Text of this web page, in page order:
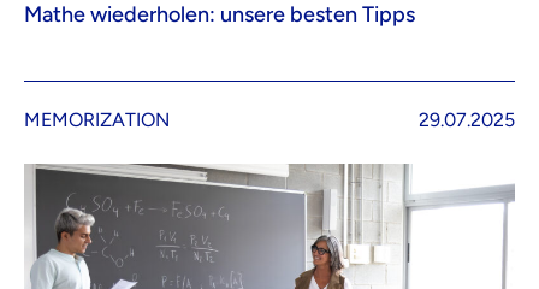
Mathe wiederholen: unsere besten Tipps
MEMORIZATION 29.07.2025